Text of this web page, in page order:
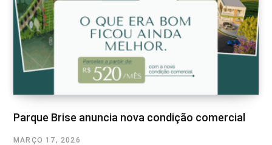
Parque Brise anuncia nova condição comercial
MARÇO 17, 2026